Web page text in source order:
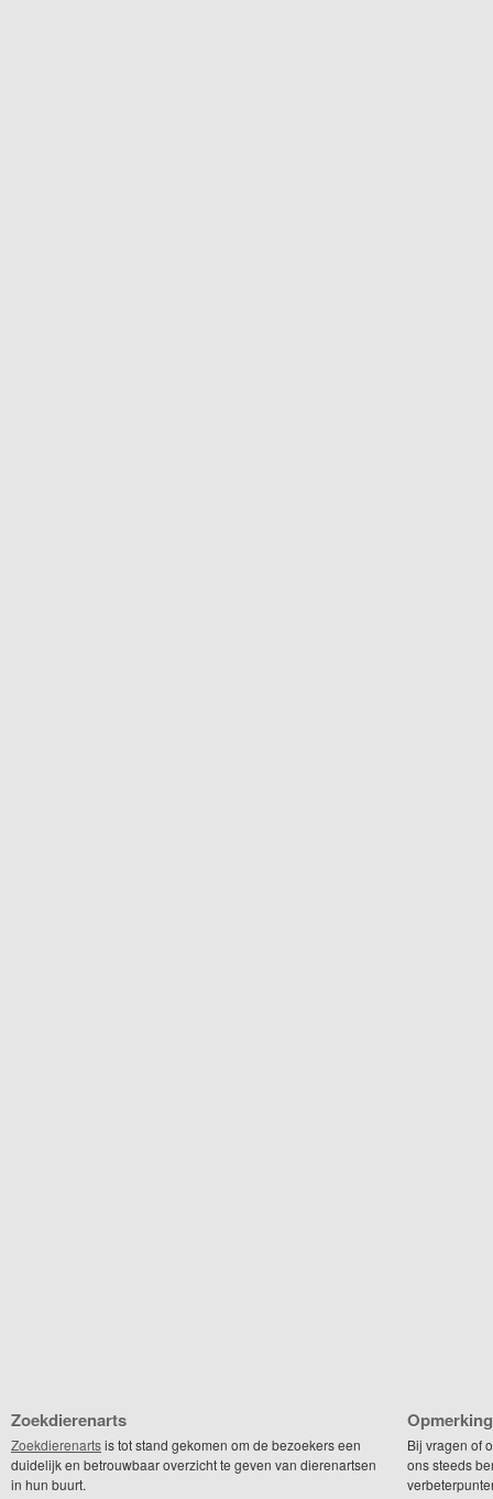
Zoekdierenarts
Zoekdierenartsis tot stand gekomen om de bezoekers een
duidelijk en betrouwbaar overzicht te geven van dierenartsen
in hun buurt.
Bij vragen of
ons steeds